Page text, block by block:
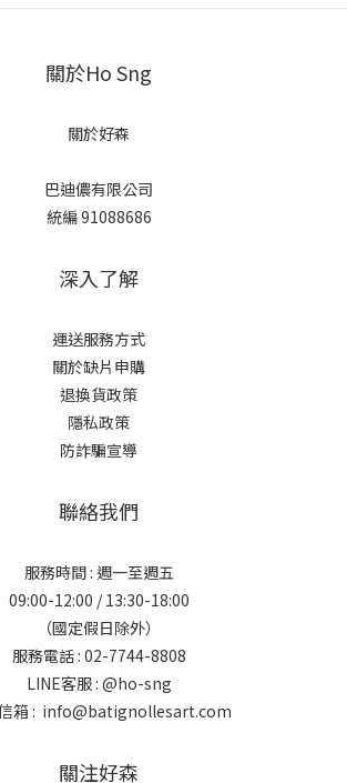
關於Ho Sng
關於好森
巴迪儂有限公司
統編 91088686
深入了解
運送服務方式
關於缺片申購
退換貨政策
隱私政策
防詐騙宣導
聯絡我們
服務時間 : 週一至週五
09:00-12:00 / 13:30-18:00
（國定假日除外）
服務電話 : 02-7744-8808
LINE客服 : @ho-sng
箱 : info@batignollesart.com
關注好森